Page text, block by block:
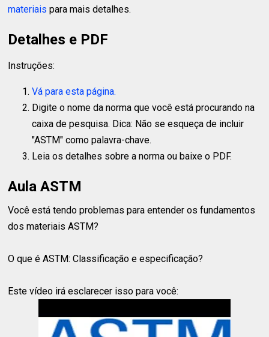
materiais para mais detalhes.
Detalhes e PDF
Instruções:
Vá para esta página.
Digite o nome da norma que você está procurando na
caixa de pesquisa. Dica: Não se esqueça de incluir
"ASTM" como palavra-chave.
Leia os detalhes sobre a norma ou baixe o PDF.
Aula ASTM
Você está tendo problemas para entender os fundamentos
dos materiais ASTM?
O que é ASTM: Classificação e especificação?
Este vídeo irá esclarecer isso para você: